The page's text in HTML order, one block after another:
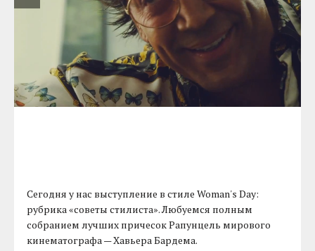
Сегодня у нас выступление в стиле Woman's Day:
рубрика «советы стилиста». Любуемся полным
собранием лучших причесок Рапунцель мирового
кинематографа — Хавьера Бардема.